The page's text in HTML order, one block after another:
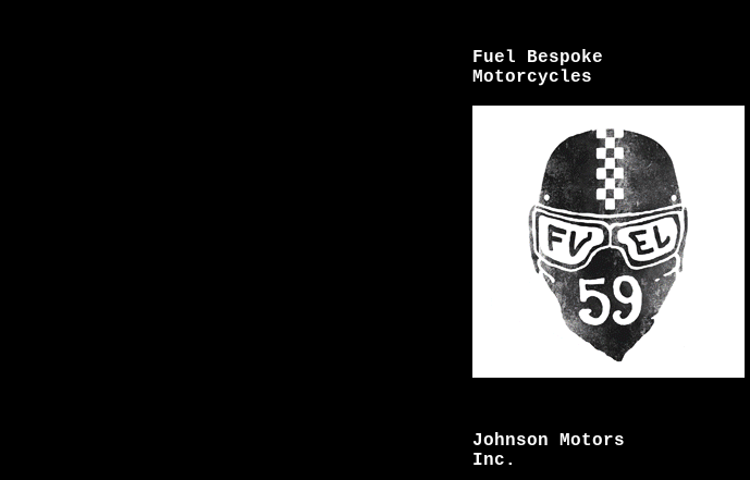
Fuel Bespoke
Motorcycles
Johnson Motors
Inc.